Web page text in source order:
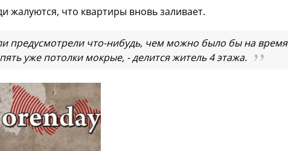
жалуются, что квартиры вновь заливает.
предусмотрели что-нибудь, чем можно было бы на время
уже потолки мокрые, - делится житель 4 этажа.